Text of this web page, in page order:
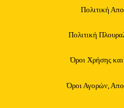
Πολιτική
Πολιτική
Όροι Χρήσης και
Όροι Αγορών,